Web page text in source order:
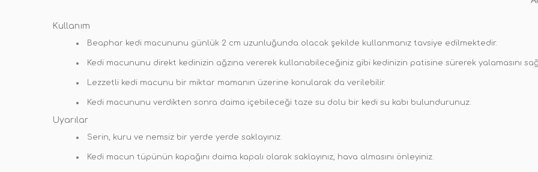
Kullanım
Beaphar kedi macununu günlük 2 cm uzunluğunda olacak şekilde kullanmanız tavsiye edilmektedir.
Kedi macununu direkt kedinizin ağzına vererek kullanabileceğiniz gibi kedinizin patisine sürerek yalamasını
Lezzetli kedi macunu bir miktar mamanın üzerine konularak da verilebilir.
Kedi macununu verdikten sonra daima içebileceği taze su dolu bir kedi su kabı bulundurunuz.
Uyarılar
Serin, kuru ve nemsiz bir yerde yerde saklayınız.
Kedi macun tüpünün kapağını daima kapalı olarak saklayınız, hava almasını önleyiniz.